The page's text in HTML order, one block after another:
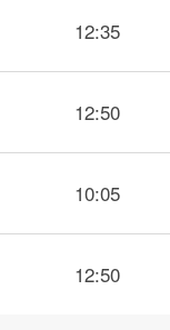
12:35
12:50
10:05
12:50